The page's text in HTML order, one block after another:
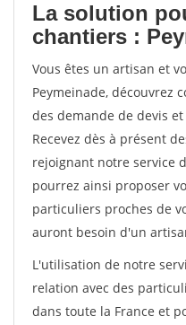
La solution
chantiers :
Vous êtes un artisan et
Peymeinade, découvrez
des demande de devis
Recevez dès à présent
rejoignant notre service
pourrez ainsi proposer
particuliers proches de
auront besoin d'un
L'utilisation de notre
relation avec des
dans toute la France et